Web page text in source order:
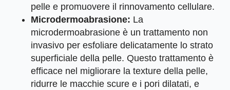
pelle e promuovere il rinnovamento cellulare.
Microdermoabrasione: La
microdermoabrasione è un trattamento non
invasivo per esfoliare delicatamente lo strato
superficiale della pelle. Questo trattamento è
efficace nel migliorare la texture della pelle,
ridurre le macchie scure e i pori dilatati, e